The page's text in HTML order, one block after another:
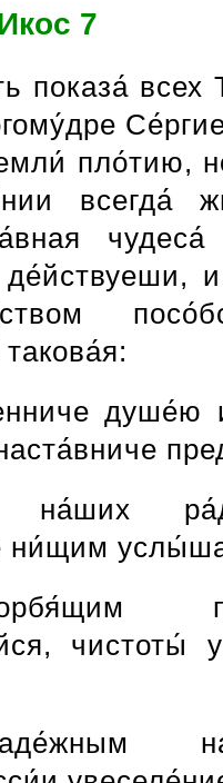
7
показа́ всех
пло́тию,
всегда́
душе́ю
ни́щим
чистоты́